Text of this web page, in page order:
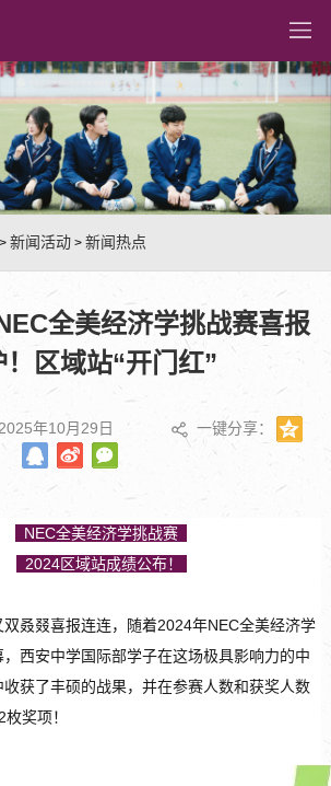
> 新闻活动> 新闻热点
全美经济学挑战赛喜报
！区域站“开门红”
年10月29日 一键分享：
NEC全美经济学挑战赛
2024区域站成绩公布！
叒叕喜报连连，随着2024年NEC全美经济学
西安中学国际部学子在这场极具影响力的中
获了丰硕的战果，并在参赛人数和获奖人数
奖项！